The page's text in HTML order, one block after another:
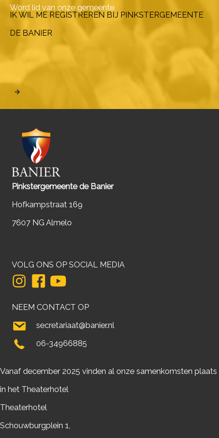
Word lid van onze gemeente
IK WIL ME REGISTREREN BIJ PINKSTERGEMEENTE
DE BANIER
Pinkstergemeente de Banier
Hofkampstraat 169
7607 NG Almelo
VOLG ONS OP SOCIAL MEDIA
NEEM CONTACT OP
secretariaat@banier.nl
06-34966885
Vanaf december 2025 vinden al onze samenkomsten plaats
in het Theaterhotel
Theaterhotel
Schouwburgplein 1,